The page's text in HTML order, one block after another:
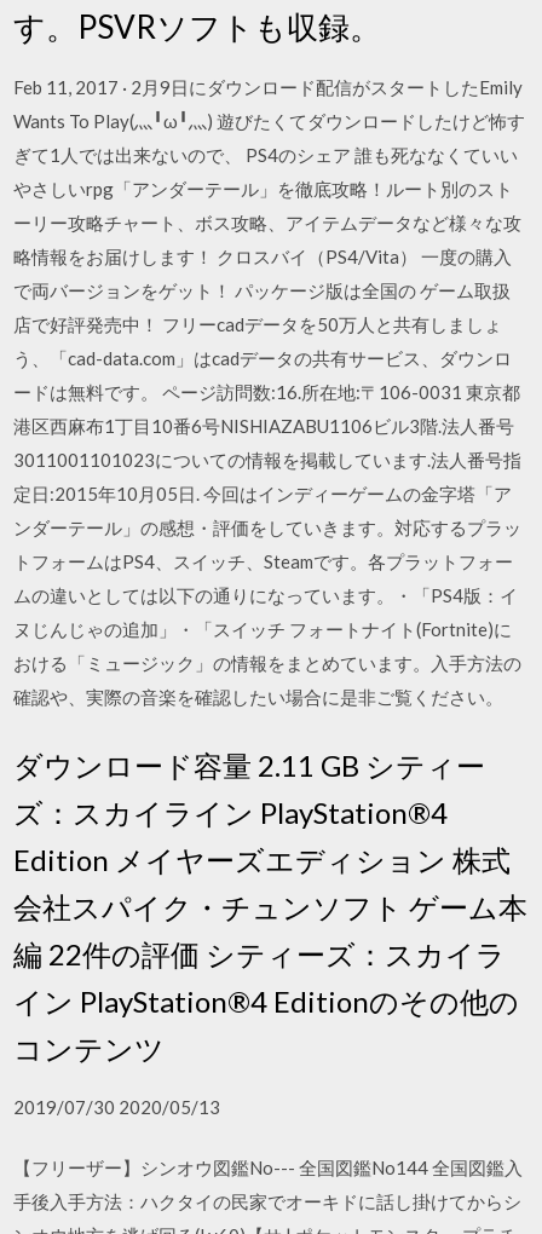
す。PSVRソフトも収録。
Feb 11, 2017 · 2月9日にダウンロード配信がスタートしたEmily
Wants To Play(灬╹ω╹灬) 遊びたくてダウンロードしたけど怖す
ぎて1人では出来ないので、 PS4のシェア 誰も死ななくていい
やさしいrpg「アンダーテール」を徹底攻略！ルート別のスト
ーリー攻略チャート、ボス攻略、アイテムデータなど様々な攻
略情報をお届けします！ クロスバイ（PS4/Vita） 一度の購入
で両バージョンをゲット！ パッケージ版は全国の ゲーム取扱
店で好評発売中！ フリーcadデータを50万人と共有しましょ
う、「cad-data.com」はcadデータの共有サービス、ダウンロ
ードは無料です。 ページ訪問数:16.所在地:〒106-0031 東京都
港区西麻布1丁目10番6号NISHIAZABU1106ビル3階.法人番号
3011001101023についての情報を掲載しています.法人番号指
定日:2015年10月05日. 今回はインディーゲームの金字塔「ア
ンダーテール」の感想・評価をしていきます。対応するプラッ
トフォームはPS4、スイッチ、Steamです。各プラットフォー
ムの違いとしては以下の通りになっています。・「PS4版：イ
ヌじんじゃの追加」・「スイッチ フォートナイト(Fortnite)に
おける「ミュージック」の情報をまとめています。入手方法の
確認や、実際の音楽を確認したい場合に是非ご覧ください。
ダウンロード容量 2.11 GB シティー
ズ：スカイライン PlayStation®4
Edition メイヤーズエディション 株式
会社スパイク・チュンソフト ゲーム本
編 22件の評価 シティーズ：スカイラ
イン PlayStation®4 Editionのその他の
コンテンツ
2019/07/30 2020/05/13
【フリーザー】シンオウ図鑑No--- 全国図鑑No144 全国図鑑入
手後入手方法：ハクタイの民家でオーキドに話し掛けてからシ